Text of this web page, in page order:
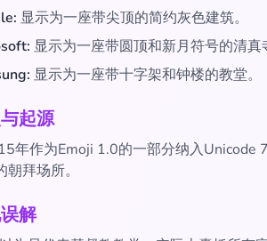
显示为一座带尖顶的简约灰色建筑。
显示为一座带圆顶和新月符号的清真
显示为一座带十字架和钟楼的教堂。
起源
年作为Emoji 1.0的一部分纳入Unicode
朝拜场所。
解